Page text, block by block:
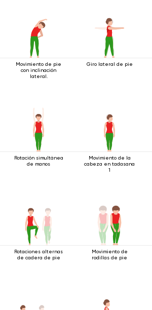
Movimiento de pie
con inclinación
lateral.
Giro lateral de pie
Rotación simultánea
de manos
Movimiento de la
cabeza en tadasana
1
Rotaciones alternas
de cadera de pie
Movimiento de
rodillas de pie